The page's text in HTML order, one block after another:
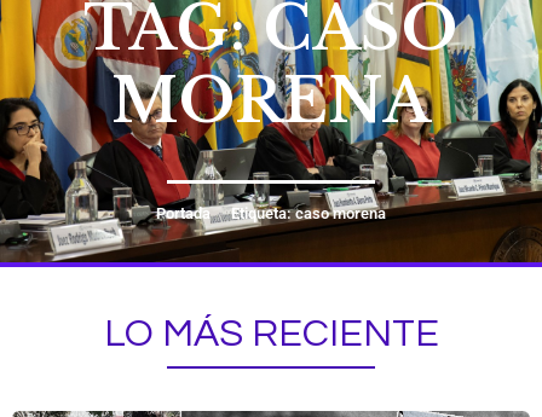
TAG: CASO
MORENA
Portada Etiqueta: caso morena
LO MÁS RECIENTE